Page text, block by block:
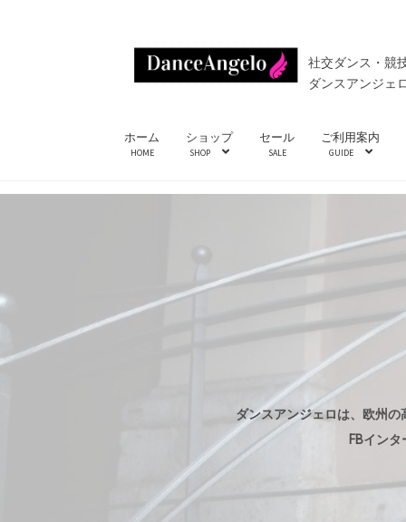
ナ
シ
ョ
コ
ツ
へ
社交ダンス・競
ダンスアンジェ
ホーム
HOME
ショップ
SHOP
セール
SALE
ご利用案内
GUIDE
ダンスアンジェロは、欧州
FBイン